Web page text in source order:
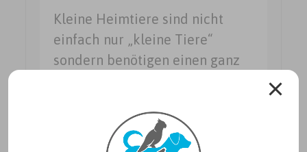
Kleine Heimtiere sind nicht
einfach nur „kleine Tiere“
sondern benötigen einen ganz
angepasste Behandlungen.